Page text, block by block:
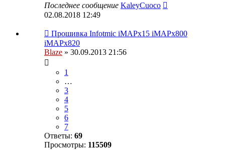
Последнее сообщение KaleyCuoco
02.08.2018 12:49
Прошивка Infotmic iMAPx15 iMAPx800
iMAPx820
Blaze » 30.09.2013 21:56
1
…
3
4
5
6
7
Ответы: 69
Просмотры: 115509